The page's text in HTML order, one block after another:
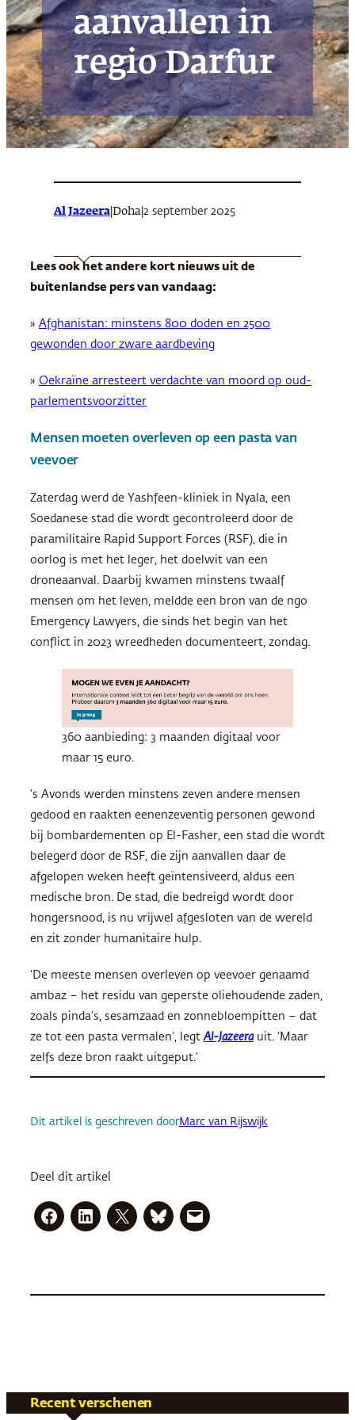
aanvallen in
regio Darfur
Al Jazeera Doha 2 september 2025
Lees ook het andere kort nieuws uit de
buitenlandse pers van vandaag:
» Afghanistan: minstens 800 doden en 2500
gewonden door zware aardbeving
» Oekraïne arresteert verdachte van moord op oud-
parlementsvoorzitter
Mensen moeten overleven op een pasta van
veevoer
Zaterdag werd de Yashfeen-kliniek in Nyala, een
Soedanese stad die wordt gecontroleerd door de
paramilitaire Rapid Support Forces (RSF), die in
oorlog is met het leger, het doelwit van een
droneaanval. Daarbij kwamen minstens twaalf
mensen om het leven, meldde een bron van de ngo
Emergency Lawyers, die sinds het begin van het
conflict in 2023 wreedheden documenteert, zondag.
360 aanbieding: 3 maanden digitaal voor
maar 15 euro.
‘s Avonds werden minstens zeven andere mensen
gedood en raakten eenenzeventig personen gewond
bij bombardementen op El-Fasher, een stad die wordt
belegerd door de RSF, die zijn aanvallen daar de
afgelopen weken heeft geïntensiveerd, aldus een
medische bron. De stad, die bedreigd wordt door
hongersnood, is nu vrijwel afgesloten van de wereld
en zit zonder humanitaire hulp.
‘De meeste mensen overleven op veevoer genaamd
ambaz – het residu van geperste oliehoudende zaden,
zoals pinda’s, sesamzaad en zonnebloempitten – dat
ze tot een pasta vermalen’, legtAl-Jazeerauit. ‘Maar
zelfs deze bron raakt uitgeput.’
Dit artikel is geschreven doorMarc van Rijswijk
Deel dit artikel
Recent verschenen